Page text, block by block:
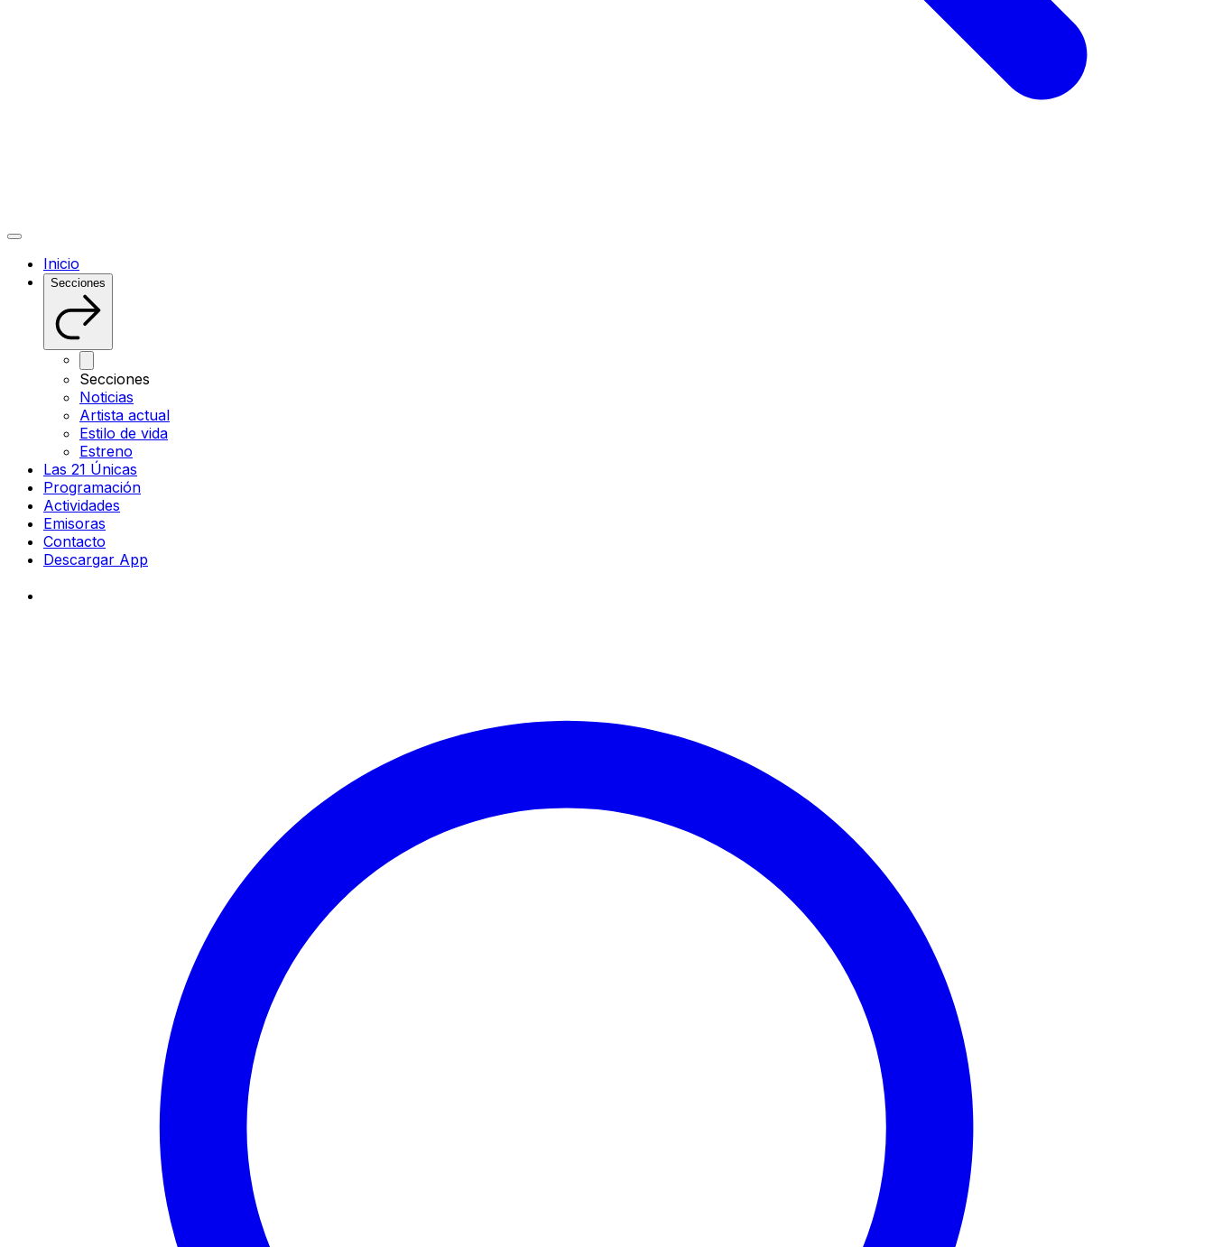
Inicio
Secciones
Secciones
Noticias
Artista actual
Estilo de vida
Estreno
Las 21 Únicas
Programación
Actividades
Emisoras
Contacto
Descargar App